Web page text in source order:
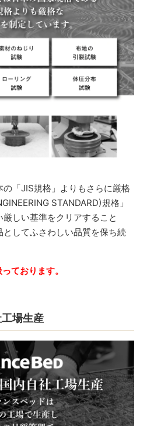
「JIS規格」よりもさらに厳格
STANDARD)規格」
しい基準をクリアすること
してふさわしい品質を保ち続
ております。
場生産